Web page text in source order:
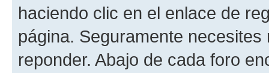
haciendo clic en el enlace de
página. Seguramente
reponder. Abajo de cada foro